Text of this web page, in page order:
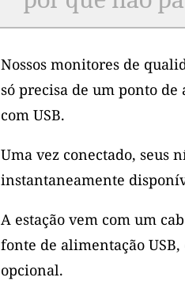
Nossos monitores de
só precisa de um ponto
com USB.
Uma vez conectado, seus
instantaneamente
A estação vem com um
fonte de alimentação
opcional.